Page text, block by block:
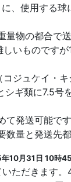
、使用する球
物の都合で
いものですが
ジュケイ・キ
ギ類に7.5号
発送可能で
量と発送先
10月31日 10時
ただきます。